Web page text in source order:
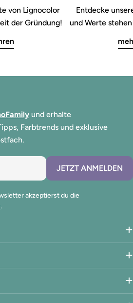
von Lignocolor
der Gründung!
Entdecke
und Werte
und erhalte
Farbtrends und exklusive
JETZT ANMELDEN
akzeptierst du die
.